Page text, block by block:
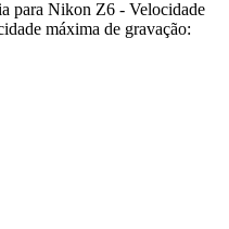
para Nikon Z6 - Velocidade
máxima de gravação: